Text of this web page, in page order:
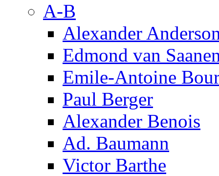
A-B
Alexander
Edmond van
Emile-Antoine
Paul Berger
Alexander Benois
Ad. Baumann
Victor Barthe